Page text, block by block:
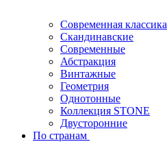
Современная классика
Скандинавские
Современные
Абстракция
Винтажные
Геометрия
Однотонные
Коллекция STONE
Двусторонние
По странам